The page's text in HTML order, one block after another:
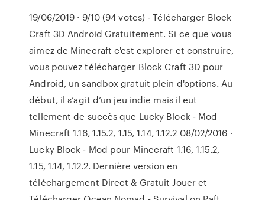
19/06/2019 · 9/10 (94 votes) - Télécharger Block
Craft 3D Android Gratuitement. Si ce que vous
aimez de Minecraft c'est explorer et construire,
vous pouvez télécharger Block Craft 3D pour
Android, un sandbox gratuit plein d'options. Au
début, il s’agit d’un jeu indie mais il eut
tellement de succès que Lucky Block - Mod
Minecraft 1.16, 1.15.2, 1.15, 1.14, 1.12.2 08/02/2016 ·
Lucky Block - Mod pour Minecraft 1.16, 1.15.2,
1.15, 1.14, 1.12.2. Dernière version en
téléchargement Direct & Gratuit Jouer et